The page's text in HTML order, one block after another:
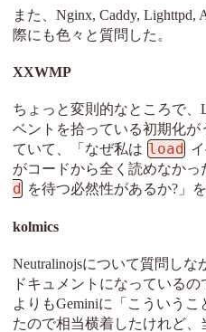
また、Nginx, Caddy, Lighttpd,
際にも色々と質問した。
XXWMP
ちょっと変則的なところで、
ベントを拾っている初期化
ていて、「なぜ私は load
がコードから全く読めなか
d
を待つ必然性があるか?」を
kolmics
Neutralinojsについて質問し
ドキュメントになっている
よりもGeminiに「こういう
たので相当横着したけれど